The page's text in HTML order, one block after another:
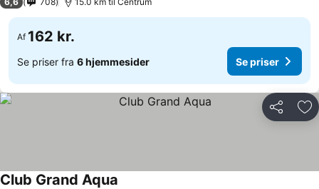
Af 162 kr.
Se priser fra 6 hjemmesider Se priser
Del
Club Grand Aqua